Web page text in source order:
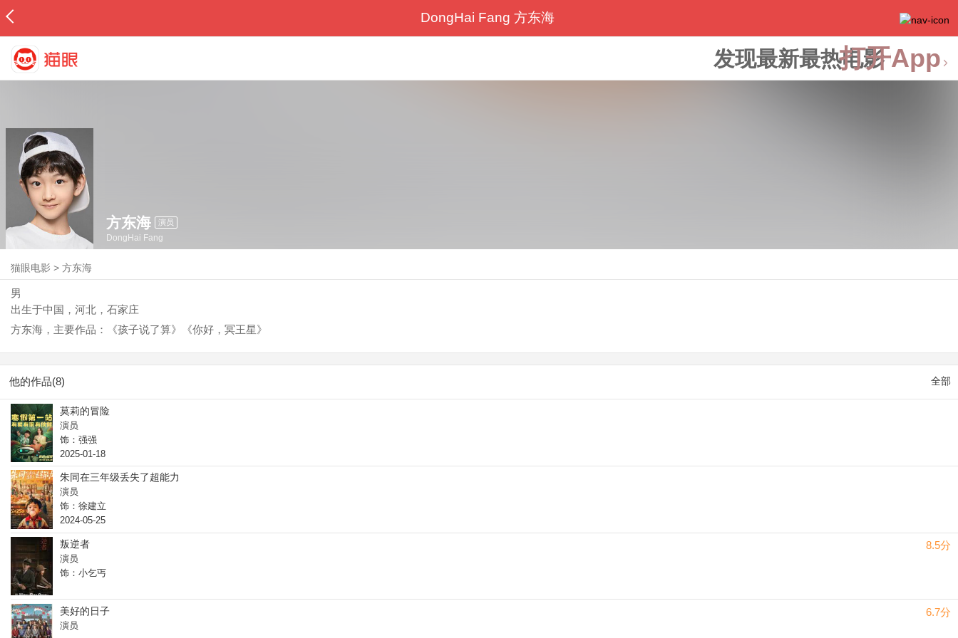
DongHai Fang 方东海
发现最新最热电影打开App
方东海 演员
DongHai Fang
猫眼电影 >方东海
男
出生于中国，河北，石家庄
方东海，主要作品：《孩子说了算》《你好，冥王星》
他的作品(8) 全部
莫莉的冒险
演员
饰：强强
2025-01-18
朱同在三年级丢失了超能力
演员
饰：徐建立
2024-05-25
8.5分
叛逆者
演员
饰：小乞丐
6.7分
美好的日子
演员